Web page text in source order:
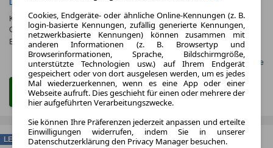
Leistung
Kraftstoff
Kraftstoffverbr.¹: ca. 12,1 l/100km(komb.)
CO
-Emissionen*: ca. 276 g/km(komb.)
Effizienzklasse:
Gefunden auf LeasingMarkt.de
Zum Leasing Angebot
LEASING
Cookies, Endgeräte- oder ähnliche Online-Kennungen (z. B.
login-basierte Kennungen, zufällig generierte Kennungen,
netzwerkbasierte Kennungen) können zusammen mit
anderen Informationen (z. B. Browsertyp und
Browserinformationen, Sprache, Bildschirmgröße,
unterstützte Technologien usw.) auf Ihrem Endgerät
gespeichert oder von dort ausgelesen werden, um es jedes
Mal wiederzuerkennen, wenn es eine App oder einer
Webseite aufruft. Dies geschieht für einen oder mehrere der
hier aufgeführten Verarbeitungszwecke.
Sie können Ihre Präferenzen jederzeit anpassen und erteilte
Einwilligungen widerrufen, indem Sie in unserer
Datenschutzerklärung den Privacy Manager besuchen.